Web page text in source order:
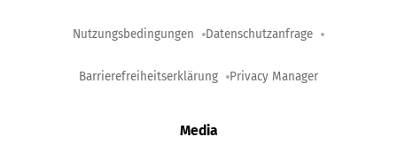
Nutzungsbedingungen Datenschutzanfrage
Barrierefreiheitserklärung Privacy Manager
Media